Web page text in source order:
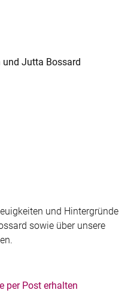
Jutta Bossard
und Hintergründe
sowie über unsere
per Post erhalten